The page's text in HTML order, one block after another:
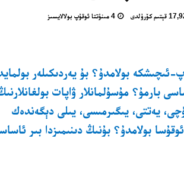
كۆرۈلدى 4 مىنۇتتا ئوقۇپ بولالايسىز
ئىچىشكە بولامدۇ؟ بۇ يەردىكىلەر
بارمۇ؟ مۇسۇلمانلار ۋاپات
يەتتى، يىگىرمىسى، يىلى دېگەندەك
بولامدۇ؟ بۇنىڭ دىنىمىزدا بىر